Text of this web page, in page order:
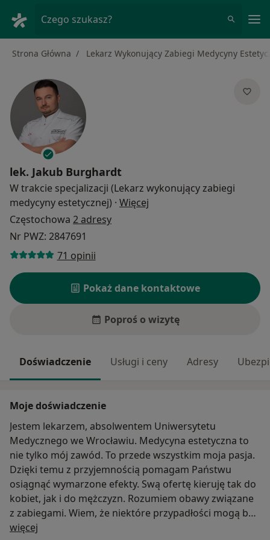
Czego szukasz?
Strona Główna Lekarz Wykonujący Zabiegi Medycyny
lek. Jakub Burghardt
W trakcie specjalizacji (Lekarz wykonujący zabiegi
medycyny estetycznej) · Więcej
Częstochowa 2 adresy
Nr PWZ: 2847691
71 opinii
Pokaż dane kontaktowe
Poproś o wizytę
Doświadczenie Usługi i ceny Adresy
Moje doświadczenie
Jestem lekarzem, absolwentem Uniwersytetu
Medycznego we Wrocławiu. Medycyna estetyczna to
nie tylko mój zawód. To przede wszystkim moja pasja.
Dzięki temu z przyjemnością pomagam Państwu
osiągnąć wymarzone efekty. Swą ofertę kieruję tak do
kobiet, jak i do mężczyzn. Rozumiem obawy związane
z zabiegami. Wiem, że niektóre przypadłości mogą być
dla Państwa wstydliwe, ale będąc lekarzem jestem
więcej